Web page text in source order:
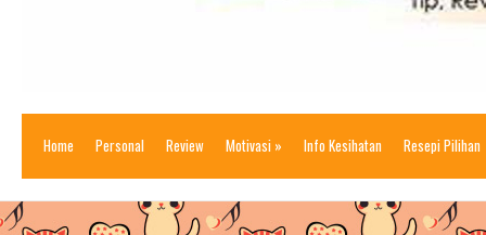
Home Personal Review Motivasi » Info Kesihatan Resepi Pilihan